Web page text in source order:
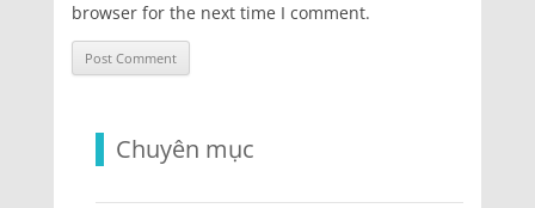
browser for the next time I comment.
Chuyên mục